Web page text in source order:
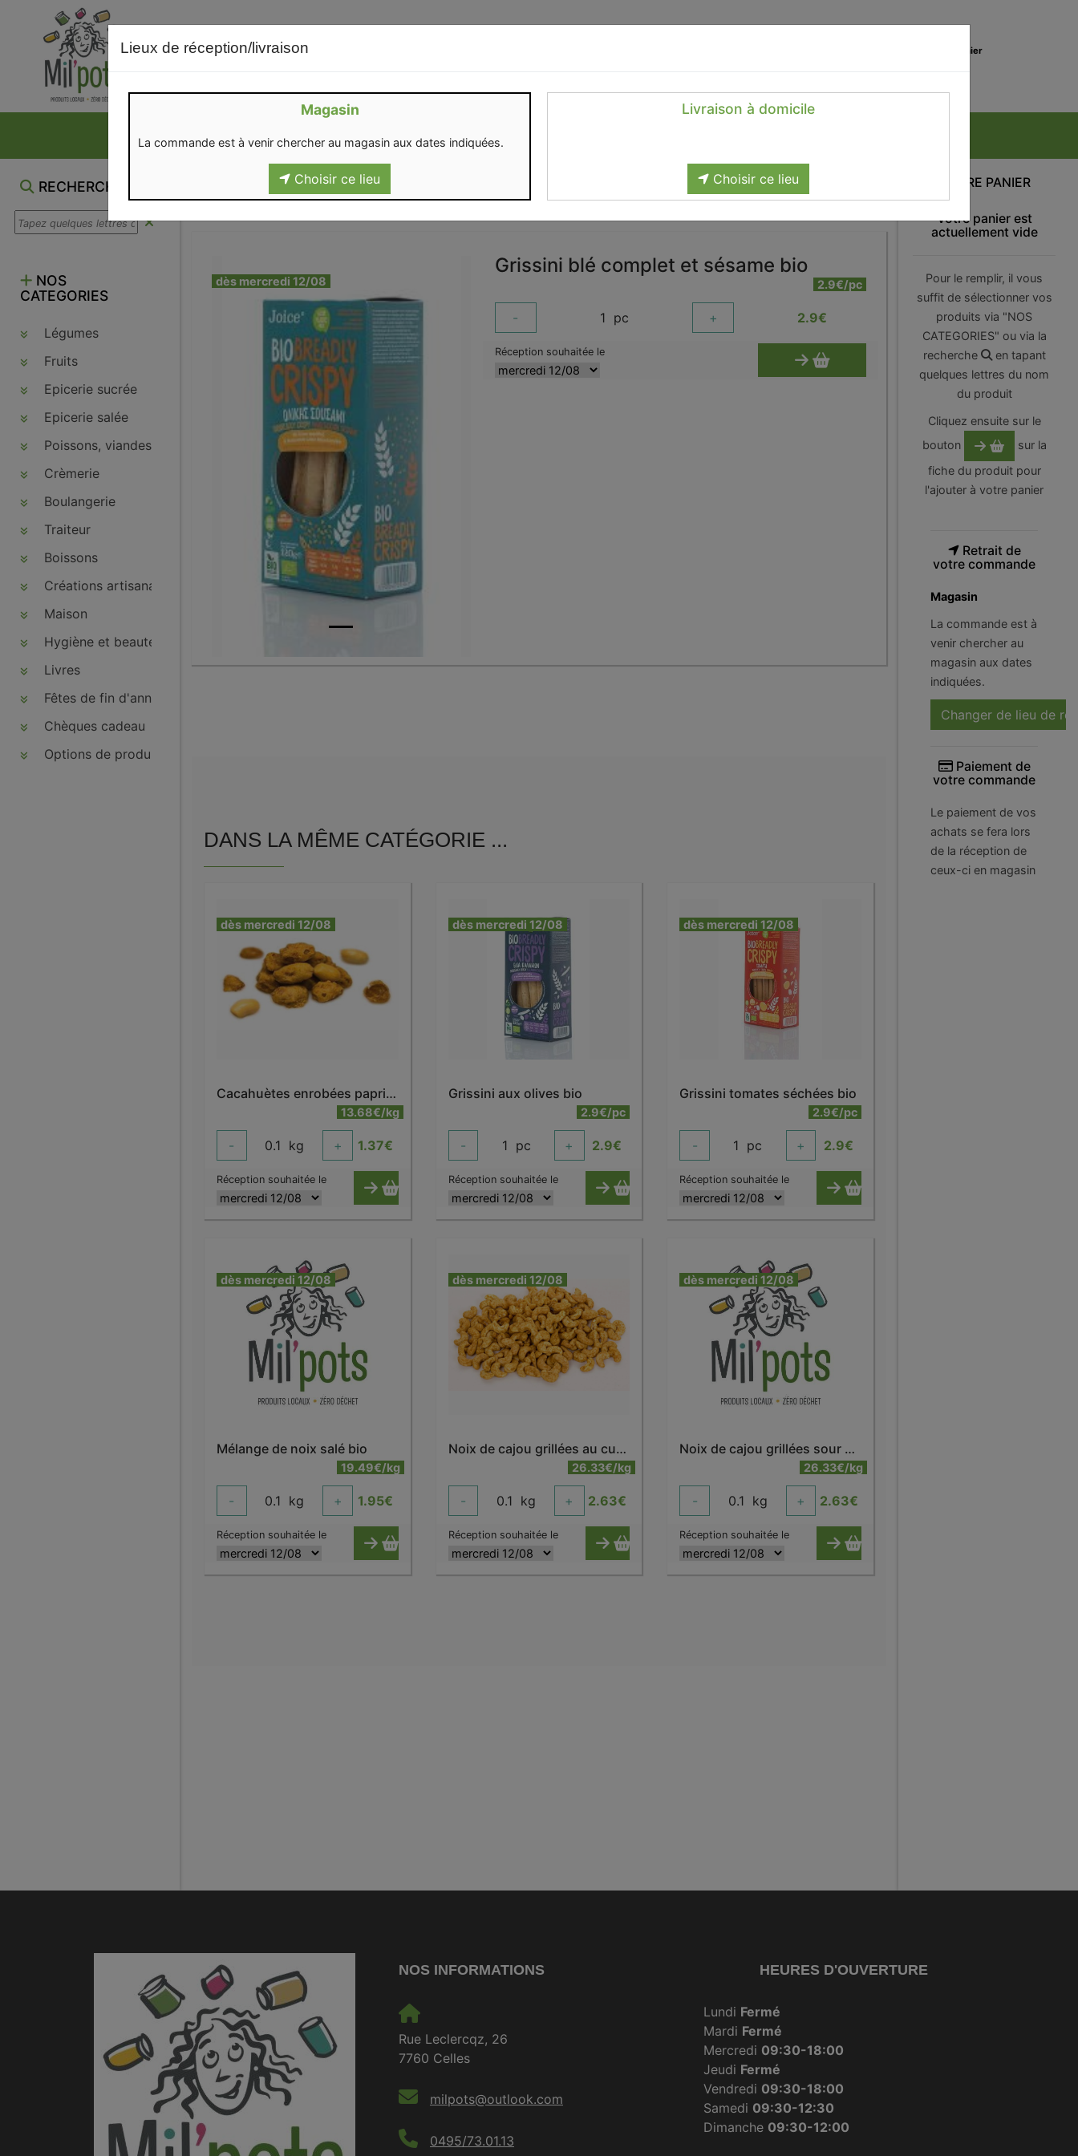
Mon panier
RECHERCHE
NOS
CATEGORIES
Légumes
Fruits
Epicerie sucrée
Epicerie salée
Poissons, viandes, volailles, charcuteries
Crèmerie
Boulangerie
Traiteur
Boissons
Créations artisanales
Maison
Hygiène et beauté
Livres
Fêtes de fin d'année
Chèques cadeau
Options de produits
Lieux de réception/livraison
Magasin
La commande est à venir chercher au magasin aux dates indiquées.
Choisir ce lieu
Livraison à domicile
Choisir ce lieu
dès mercredi 12/08
Grissini blé complet et sésame bio
2.9€/pc
- 1 pc + 2.9€
Réception souhaitée le
DANS LA MÊME CATÉGORIE ...
dès mercredi 12/08
Cacahuètes enrobées paprika bio
13.68€/kg
- 0.1 kg + 1.37€
Réception souhaitée le
dès mercredi 12/08
Grissini aux olives bio
2.9€/pc
- 1 pc + 2.9€
Réception souhaitée le
dès mercredi 12/08
Grissini tomates séchées bio
2.9€/pc
- 1 pc + 2.9€
Réception souhaitée le
dès mercredi 12/08
Mélange de noix salé bio
19.49€/kg
- 0.1 kg + 1.95€
Réception souhaitée le
dès mercredi 12/08
Noix de cajou grillées au curry
26.33€/kg
- 0.1 kg + 2.63€
Réception souhaitée le
dès mercredi 12/08
Noix de cajou grillées sour cream
26.33€/kg
- 0.1 kg + 2.63€
Réception souhaitée le
VOTRE PANIER
Votre panier est
actuellement vide
Pour le remplir, il vous
suffit de sélectionner vos
produits via "NOS
CATEGORIES" ou via la
recherche
en tapant
quelques lettres du nom
du produit
Cliquez ensuite sur le
bouton
sur la
fiche du produit pour
l'ajouter à votre panier
Retrait de
votre commande
Magasin
La commande est à
venir chercher au
magasin aux dates
indiquées.
Changer de lieu de
Paiement de
votre commande
Le paiement de vos
achats se fera lors
de la réception de
ceux-ci en magasin
NOS INFORMATIONS
Rue Leclercqz, 26
7760 Celles
milpots@outlook.com
0495/73.01.13
HEURES D'OUVERTURE
Lundi Fermé
Mardi Fermé
Mercredi 09:30-18:00
Jeudi Fermé
Vendredi 09:30-18:00
Samedi 09:30-12:30
Dimanche 09:30-12:00